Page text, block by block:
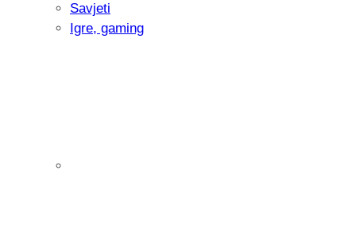
Savjeti
Igre, gaming